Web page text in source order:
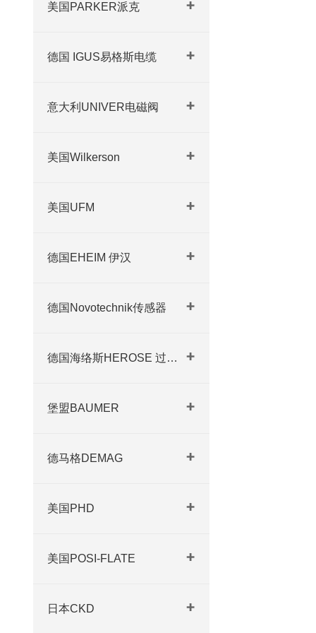
美国PARKER派克
德国 IGUS易格斯电缆
意大利UNIVER电磁阀
美国Wilkerson
美国UFM
德国EHEIM 伊汉
德国Novotechnik传感器
德国海络斯HEROSE 过滤器
堡盟BAUMER
德马格DEMAG
美国PHD
美国POSI-FLATE
日本CKD